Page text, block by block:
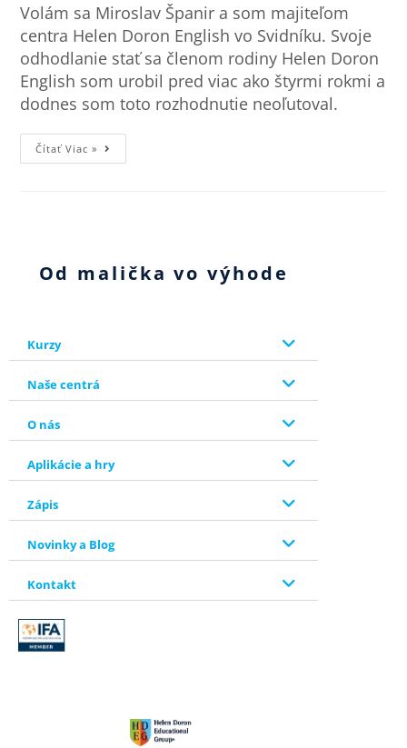
Volám sa Miroslav Španir a som majiteľom
centra Helen Doron English vo Svidníku. Svoje
odhodlanie stať sa členom rodiny Helen Doron
English som urobil pred viac ako štyrmi rokmi a
dodnes som toto rozhodnutie neoľutoval.
Čítať Viac »
Od malička vo výhode
Kurzy
Naše centrá
O nás
Aplikácie a hry
Zápis
Novinky a Blog
Kontakt